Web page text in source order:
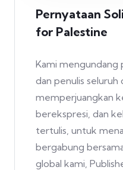
Pernyataan
for Palestine
Kami mengundang
dan penulis seluruh
memperjuangkan
berekspresi, dan
tertulis, untuk
bergabung
global kami,